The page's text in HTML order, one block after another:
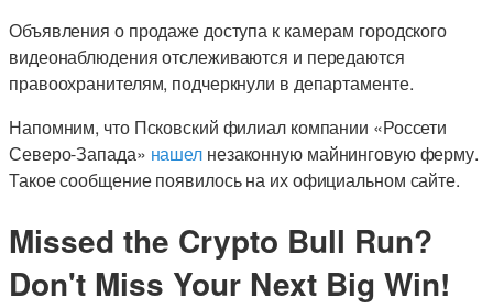
Объявления о продаже доступа к камерам городского
видеонаблюдения отслеживаются и передаются
правоохранителям, подчеркнули в департаменте.
Напомним, что Псковский филиал компании «Россети
Северо-Запада» нашел незаконную майнинговую ферму.
Такое сообщение появилось на их официальном сайте.
Missed the Crypto Bull Run?
Don't Miss Your Next Big Win!